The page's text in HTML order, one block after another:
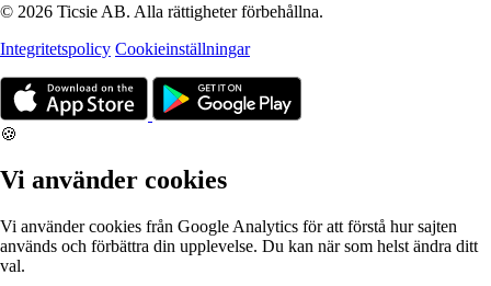
© 2026 Ticsie AB. Alla rättigheter förbehållna.
Integritetspolicy Cookieinställningar
🍪
Vi använder cookies
Vi använder cookies från Google Analytics för att förstå hur sajten
används och förbättra din upplevelse. Du kan när som helst ändra ditt
val.